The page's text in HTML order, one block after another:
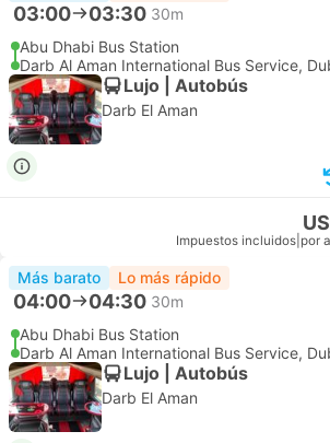
03:00 03:30 30m
Abu Dhabi Bus Station
Darb Al Aman International Bus Service,
Lujo | Autobús
Darb El Aman
Impuestos incluidos por
Más barato Lo más rápido
04:00 04:30 30m
Abu Dhabi Bus Station
Darb Al Aman International Bus Service,
Lujo | Autobús
Darb El Aman